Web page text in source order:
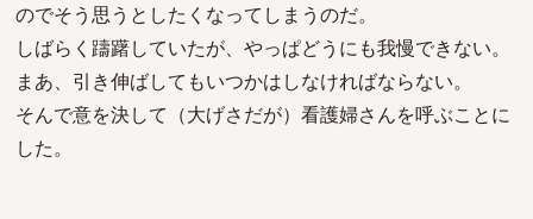
のでそう思うとしたくなってしまうのだ。
しばらく躊躇していたが、やっぱどうにも我慢できない。
まあ、引き伸ばしてもいつかはしなければならない。
そんで意を決して（大げさだが）看護婦さんを呼ぶことに
した。